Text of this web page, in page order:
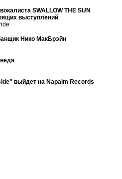
SWALLOW THE SUN
выступлений
Нико МакБрэйн
выйдет на Napalm Records